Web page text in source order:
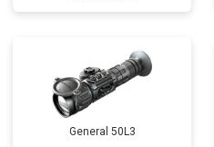
General 50L3